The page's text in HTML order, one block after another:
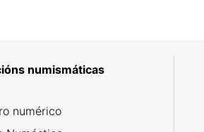
numismáticas
numérico